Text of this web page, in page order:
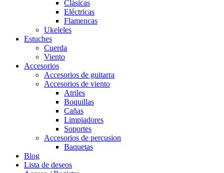
Clásicas
Eléctricas
Flamencas
Ukeleles
Estuches
Cuerda
Viento
Accesorios
Accesorios de guitarra
Accesorios de viento
Atriles
Boquillas
Cañas
Limpiadores
Soportes
Accesorios de percusion
Baquetas
Blog
Lista de deseos